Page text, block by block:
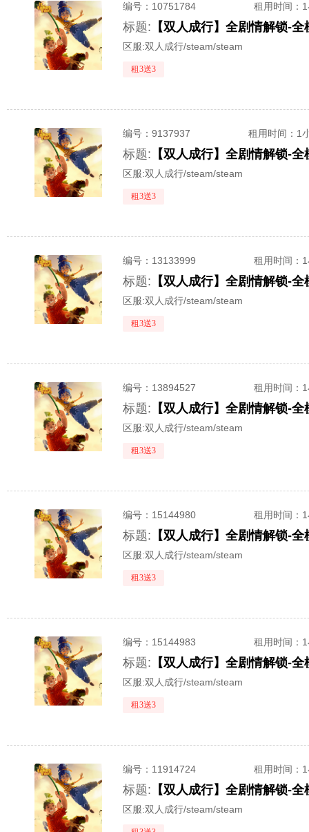
编号： 10751784 租用时间 ：
标题:
区服:双人成行/steam/steam
租3送3
编号：9137937 租用时间 ：1
标题: 【双人成行】全剧情解锁-
区服:双人成行/steam/steam
租3送3
编号： 13133999 租用时间 ：
标题: 【双人成行】全剧情解锁-
区服:双人成行/steam/steam
租3送3
编号： 13894527 租用时间 ：
标题:
区服:双人成行/steam/steam
租3送3
编号： 15144980 租用时间 ：
标题: 【双人成行】全剧情解锁-
区服:双人成行/steam/steam
租3送3
编号： 15144983 租用时间 ：
标题: 【双人成行】全剧情解锁-
区服:双人成行/steam/steam
租3送3
编号： 11914724 租用时间 ：
标题: 【双人成行】全剧情解锁-
区服:双人成行/steam/steam